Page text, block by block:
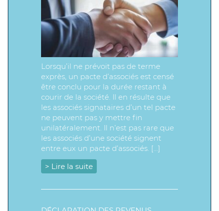
Lorsqu’il ne prévoit pas de terme
exprès, un pacte d’associés est censé
être conclu pour la durée restant à
courir de la société. Il en résulte que
les associés signataires d’un tel pacte
ne peuvent pas y mettre fin
unilatéralement. Il n’est pas rare que
les associés d’une société signent
entre eux un pacte d’associés. […]
> Lire la suite